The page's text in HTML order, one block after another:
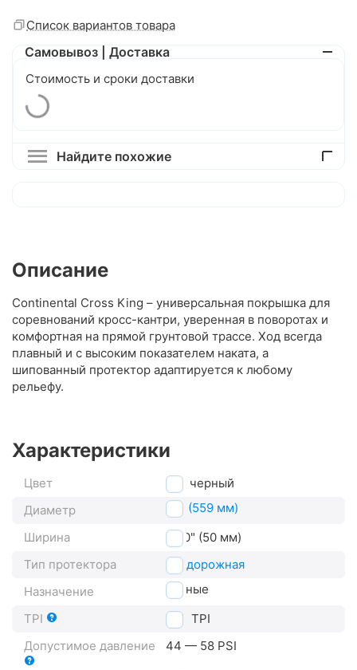
Список вариантов товара
Самовывоз | Доставка
Стоимость и сроки доставки
Найдите похожие
Описание
Continental Cross King – универсальная покрышка для
соревнований кросс-кантри, уверенная в поворотах и
комфортная на прямой грунтовой трассе. Ход всегда
плавный и с высоким показателем наката, а
шипованный протектор адаптируется к любому
рельефу.
Характеристики
Цвет
черный
Диаметр
26" (559 мм)
Ширина
2.00" (50 мм)
Тип протектора
внедорожная
Назначение
горные
TPI
180 TPI
Допустимое давление
44 — 58 PSI